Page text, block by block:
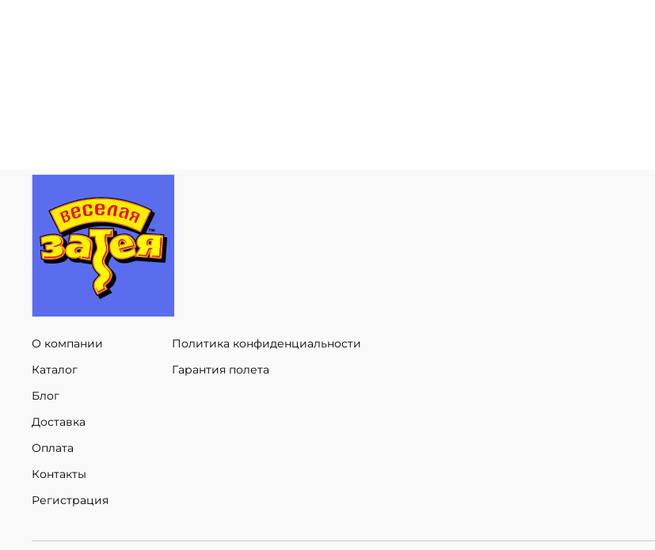
О компании
Каталог
Блог
Доставка
Оплата
Контакты
Регистрация
Политика конфиденциальности
Гарантия полета